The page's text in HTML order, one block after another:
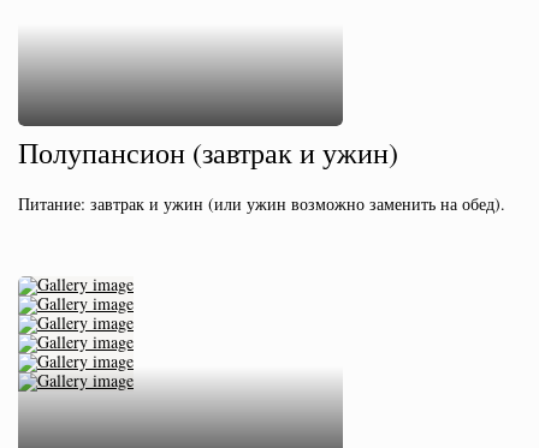
Полупансион (завтрак и ужин)
Питание: завтрак и ужин (или ужин возможно заменить на обед).